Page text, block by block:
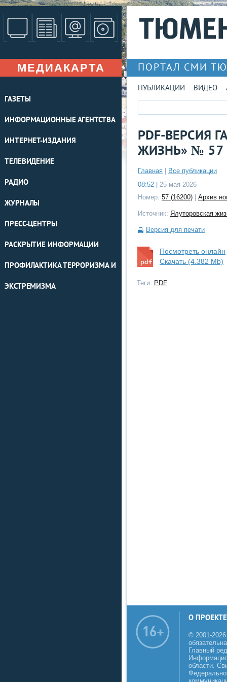
МЕДИАКАРТА
ГАЗЕТЫ
ИНФОРМАЦИОННЫЕ АГЕНТСТВА
ИНТЕРНЕТ-ИЗДАНИЯ
ТЕЛЕВИДЕНИЕ
РАДИО
ЖУРНАЛЫ
ПРЕСС-ЦЕНТРЫ
РАСКРЫТИЕ ИНФОРМАЦИИ
ПРОФИЛАКТИКА ТЕРРОРИЗМА И
ЭКСТРЕМИЗМА
ПОРТАЛ СМИ
ПУБЛИКАЦИИ ВИДЕО
PDF-ВЕРСИЯ
ЖИЗНЬ» № 57
Главная
Все публикации
08:52 |
25 мая 2026
Номер: 57 (16200) Архив
Источник: Ялуторовская
Версия для печати
Посмотреть онлайн
Скачать (4.382 Mb)
Теги: PDF
О ПРОЕКТЕ
© 2001-
Главный
области.